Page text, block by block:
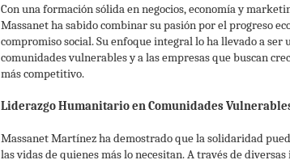
Con una formación sólida en negocios, economía y
Massanet ha sabido combinar su pasión por el progreso
compromiso social. Su enfoque integral lo ha llevado a ser
comunidades vulnerables y a las empresas que buscan
más competitivo.
Liderazgo Humanitario en Comunidades
Massanet Martínez ha demostrado que la solidaridad
las vidas de quienes más lo necesitan. A través de